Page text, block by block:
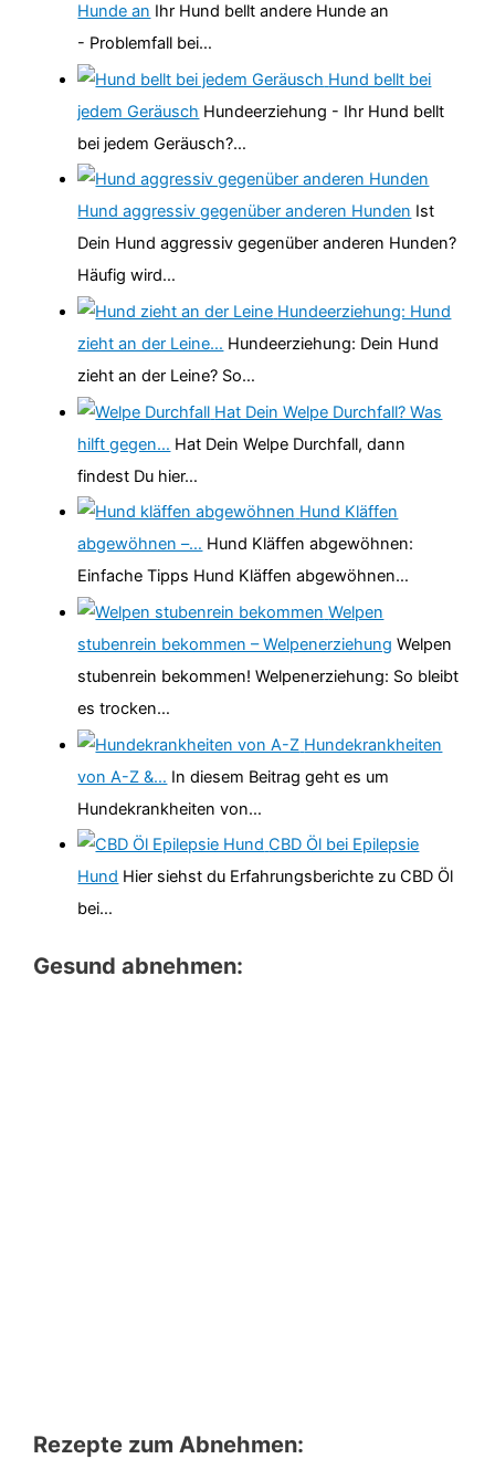
Hunde an Ihr Hund bellt andere Hunde an
- Problemfall bei…
Hund bellt bei
jedem Geräusch Hundeerziehung - Ihr Hund bellt
bei jedem Geräusch?…
Hund aggressiv gegenüber anderen Hunden Ist
Dein Hund aggressiv gegenüber anderen Hunden?
Häufig wird…
Hundeerziehung: Hund
zieht an der Leine… Hundeerziehung: Dein Hund
zieht an der Leine? So…
Hat Dein Welpe Durchfall? Was
hilft gegen… Hat Dein Welpe Durchfall, dann
findest Du hier…
Hund Kläffen
abgewöhnen –… Hund Kläffen abgewöhnen:
Einfache Tipps Hund Kläffen abgewöhnen…
Welpen
stubenrein bekommen – Welpenerziehung Welpen
stubenrein bekommen! Welpenerziehung: So bleibt
es trocken…
Hundekrankheiten
von A-Z &… In diesem Beitrag geht es um
Hundekrankheiten von…
CBD Öl bei Epilepsie
Hund Hier siehst du Erfahrungsberichte zu CBD Öl
bei…
Gesund abnehmen:
Rezepte zum Abnehmen: